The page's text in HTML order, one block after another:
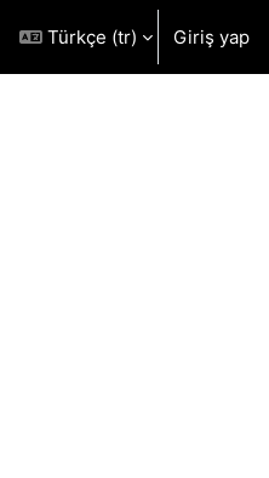
Türkçe ‎(tr)‎ Giriş yap